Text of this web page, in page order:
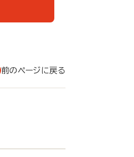
前のページに戻る